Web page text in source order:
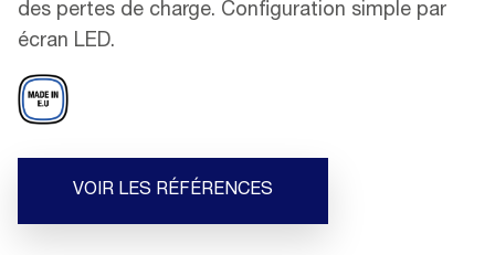
des pertes de charge. Configuration simple par
écran LED.
VOIR LES RÉFÉRENCES